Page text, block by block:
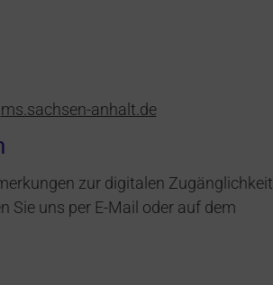
ms.sachsen-anhalt.de
zur digitalen Zugänglichkeit
Sie uns per E-Mail oder auf dem